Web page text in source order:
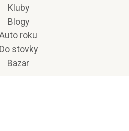
Kluby
Blogy
Auto roku
Do stovky
Bazar